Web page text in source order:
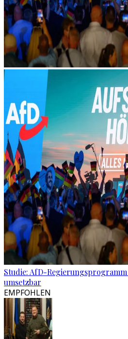
Studie: AfD-
umsetzbar
EMPFOHLEN